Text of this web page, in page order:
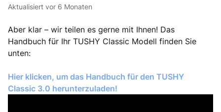
Aktualisiert vor 6 Monaten
Aber klar – wir teilen es gerne mit Ihnen! Das
Handbuch für Ihr TUSHY Classic Modell finden Sie
unten:
Hier klicken, um das Handbuch für den TUSHY
Classic 3.0 herunterzuladen!